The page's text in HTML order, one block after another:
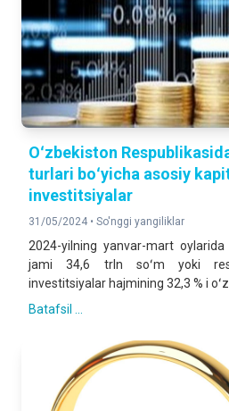
Oʻzbekiston
turlari boʻyicha asosiy
investitsiyalar
31/05/2024 • So'nggi yangiliklar
2024-yilning yanvar-mart
jami 34,6 trln soʻm yoki
investitsiyalar hajmining 32,3 % i
Batafsil ...